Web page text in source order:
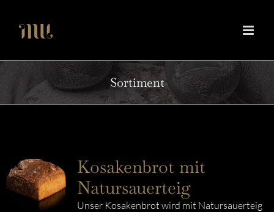
Inhalt
springen
Sortiment
Kosakenbrot mit
Natursauerteig
Unser Kosakenbrot wird mit Natursauerteig